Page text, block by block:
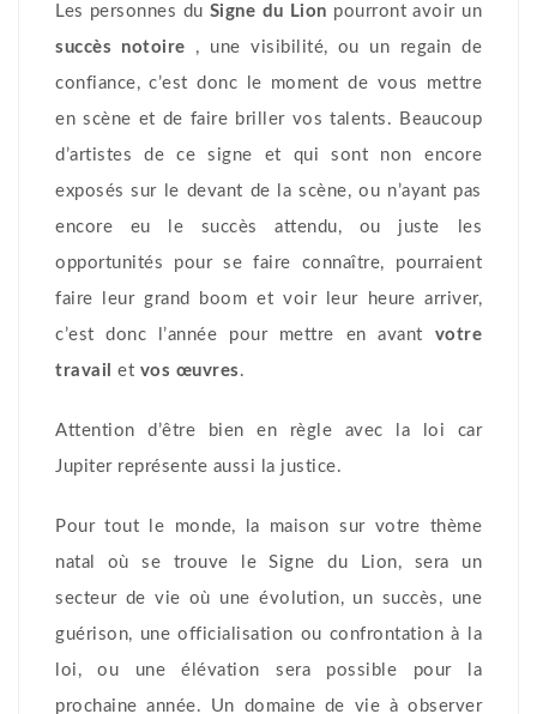
Les personnes du Signe du Lion pourront avoir un
succès notoire , une visibilité, ou un regain de
confiance, c’est donc le moment de vous mettre
en scène et de faire briller vos talents. Beaucoup
d’artistes de ce signe et qui sont non encore
exposés sur le devant de la scène, ou n’ayant pas
encore eu le succès attendu, ou juste les
opportunités pour se faire connaître, pourraient
faire leur grand boom et voir leur heure arriver,
c’est donc l’année pour mettre en avant votre
travail et vos œuvres .
Attention d’être bien en règle avec la loi car
Jupiter représente aussi la justice.
Pour tout le monde, la maison sur votre thème
natal où se trouve le Signe du Lion, sera un
secteur de vie où une évolution, un succès, une
guérison, une officialisation ou confrontation à la
loi, ou une élévation sera possible pour la
prochaine année. Un domaine de vie à observer